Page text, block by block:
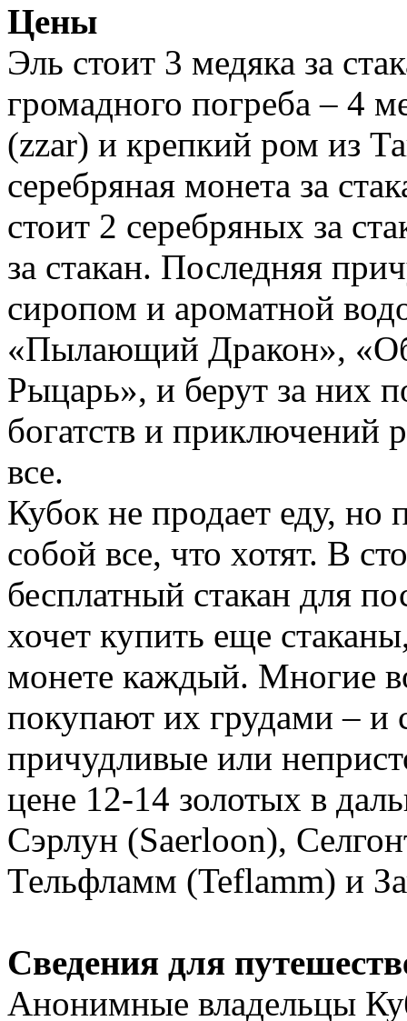
Цены
Эль стоит 3 медяка за
громадного погреба – 4
(zzar) и крепкий ром из
серебряная монета за
стоит 2 серебряных за
за стакан. Последняя
сиропом и ароматной
«Пылающий Дракон»,
Рыцарь», и берут за них
богатств и приключений
все.
Кубок не продает еду, но
собой все, что хотят. В
бесплатный стакан для
хочет купить еще
монете каждый. Многие
покупают их грудами – и
причудливые или
цене 12-14 золотых в
Сэрлун (Saerloon),
Тельфламм (Teflamm) и
Сведения для
Анонимные владельцы